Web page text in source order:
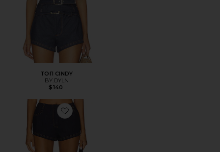
ТОП CINDY
BY.DYLN
$140
Favorite ШОРТЫ BRAYDEN